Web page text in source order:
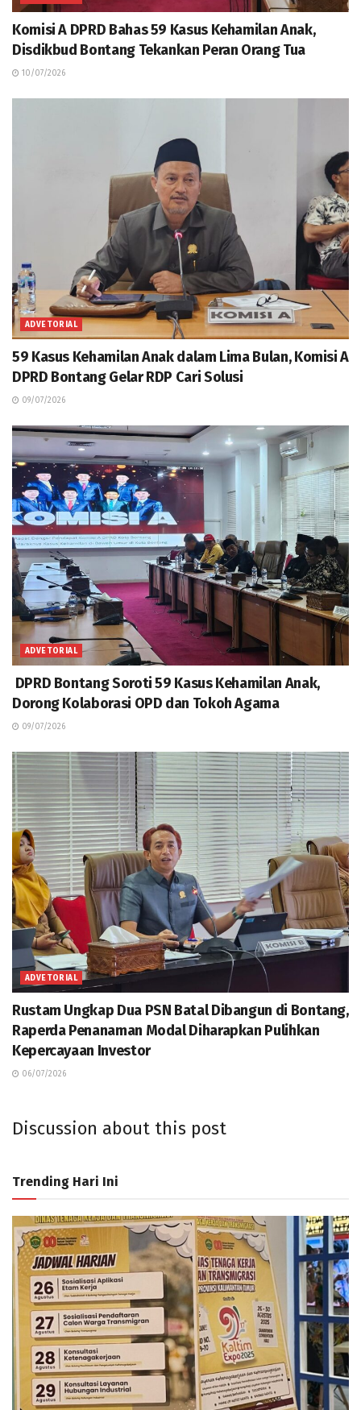
Komisi A DPRD Bahas 59 Kasus Kehamilan Anak,
Disdikbud Bontang Tekankan Peran Orang Tua
10/07/2026
ADVETORIAL
59 Kasus Kehamilan Anak dalam Lima Bulan, Komisi A
DPRD Bontang Gelar RDP Cari Solusi
09/07/2026
ADVETORIAL
DPRD Bontang Soroti 59 Kasus Kehamilan Anak,
Dorong Kolaborasi OPD dan Tokoh Agama
09/07/2026
ADVETORIAL
Rustam Ungkap Dua PSN Batal Dibangun di Bontang,
Raperda Penanaman Modal Diharapkan Pulihkan
Kepercayaan Investor
06/07/2026
Discussion about this post
Trending Hari Ini